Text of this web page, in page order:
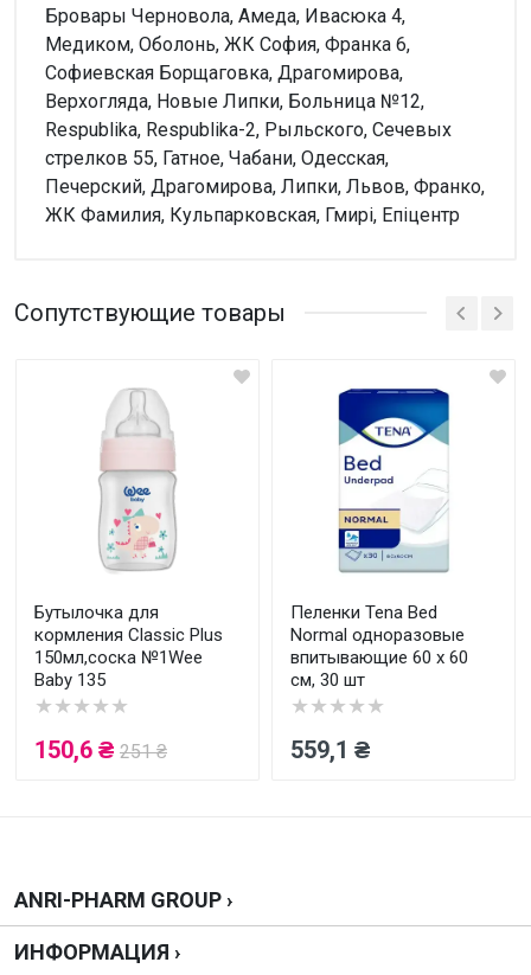
Бровары Черновола, Амеда, Ивасюка 4,
Медиком, Оболонь, ЖК София, Франка 6,
Софиевская Борщаговка, Драгомирова,
Верхогляда, Новые Липки, Больница №12,
Respublika, Respublika-2, Рыльского, Сечевых
стрелков 55, Гатное, Чабани, Одесская,
Печерский, Драгомирова, Липки, Львов, Франко,
ЖК Фамилия, Кульпарковская, Гмирі, Епіцентр
Написать отзыв
Оценка
Ваш отзыв
Отправить
Сопутствующие товары
Бутылочка для
кормления Classic Plus
150мл,соска №1Wee
Baby 135
★★★★★
150,6 ₴ 251 ₴
Пеленки Tena Bed
Normal одноразовые
впитывающие 60 x 60
см, 30 шт
★★★★★
559,1 ₴
ANRI-PHARM GROUP ›
ИНФОРМАЦИЯ ›